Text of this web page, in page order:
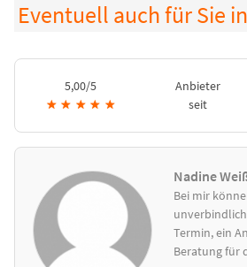
Eventuell auch für Sie
5,00/5
★ ★ ★ ★ ★
Anbieter
seit
Nadine
Bei mir
Termin, ein
Beratung für